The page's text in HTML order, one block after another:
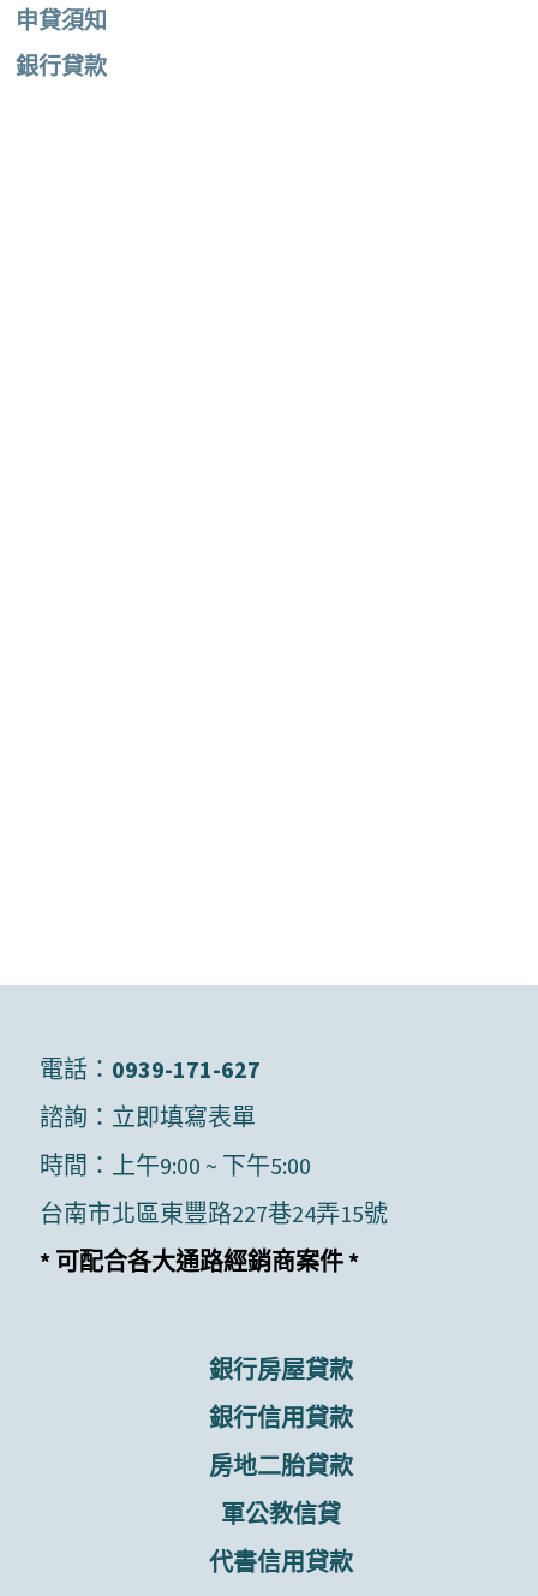
申貸須知
銀行貸款
電話： 0939-171-627
諮詢： 立即填寫表單
時間：上午9:00 ~ 下午5:00
台南市北區東豐路227巷24弄15號
* 可配合各大通路經銷商案件 *
銀行房屋貸款
銀行信用貸款
房地二胎貸款
軍公教信貸
代書信用貸款